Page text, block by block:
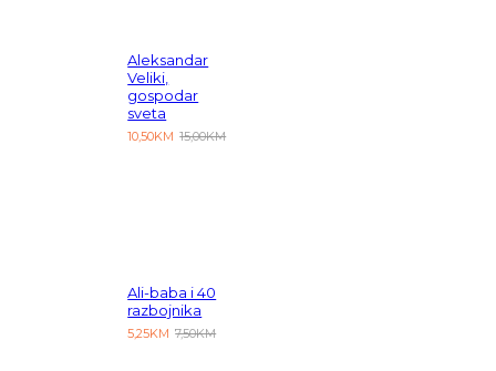
Aleksandar
Veliki,
gospodar
sveta
10,50KM 15,00KM
Ali-baba i 40
razbojnika
5,25KM 7,50KM